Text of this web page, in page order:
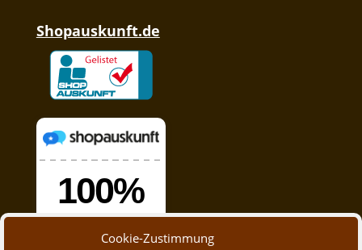
Cookie-Zustimmung
Shopauskunft.de